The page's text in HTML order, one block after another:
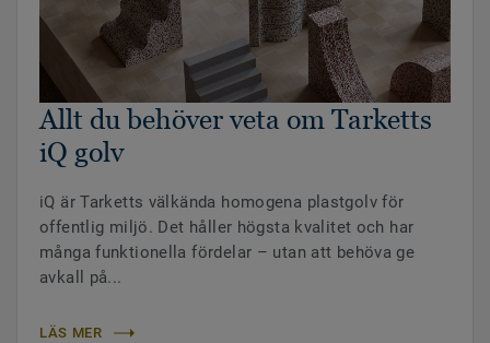
Allt du behöver veta om Tarketts
iQ golv
iQ är Tarketts välkända homogena plastgolv för
offentlig miljö. Det håller högsta kvalitet och har
många funktionella fördelar – utan att behöva ge
avkall på...
LÄS MER